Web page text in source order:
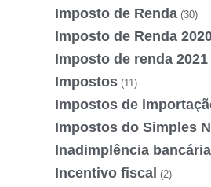
Imposto de Renda (30)
Imposto de Renda
Imposto de renda 2021
Impostos (11)
Impostos de
Impostos do Simples
Inadimplência bancária
Incentivo fiscal (2)